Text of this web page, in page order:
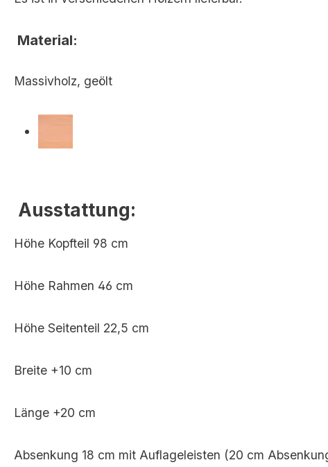
Material:
Massivholz, geölt
Esche
Ausstattung:
Höhe Kopfteil 98 cm
Höhe Rahmen 46 cm
Höhe Seitenteil 22,5 cm
Breite +10 cm
Länge +20 cm
Absenkung 18 cm mit Auflageleisten (20 cm